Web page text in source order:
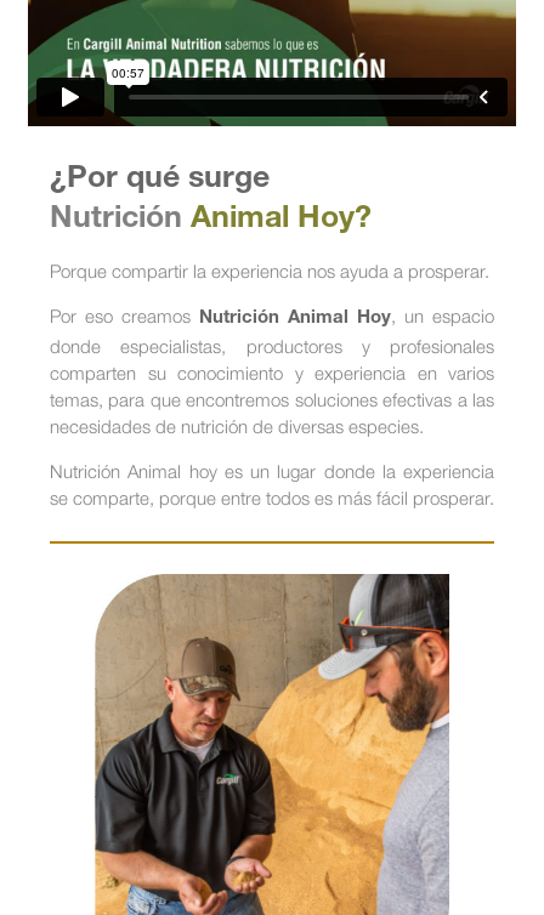
¿Por qué surge
Nutrición Animal Hoy?
Porque compartir la experiencia nos ayuda a prosperar.
Por eso creamos Nutrición Animal Hoy, un espacio
donde especialistas, productores y profesionales
comparten su conocimiento y experiencia en varios
temas, para que encontremos soluciones efectivas a las
necesidades de nutrición de diversas especies.
Nutrición Animal hoy es un lugar donde la experiencia
se comparte, porque entre todos es más fácil prosperar.